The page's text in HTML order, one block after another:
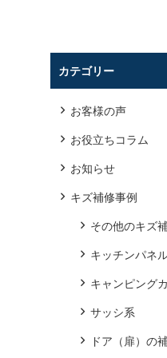
カテゴリー
お客様の声
お役立ちコラム
お知らせ
キズ補修事例
その他のキズ
キッチンパネ
キャンピング
サッシ系
ドア（扉）の